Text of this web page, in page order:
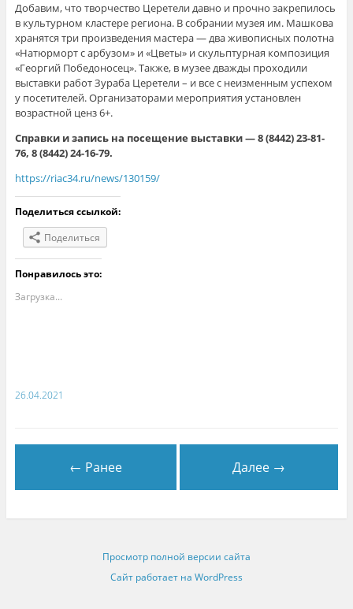
Добавим, что творчество Церетели давно и прочно закрепилось
в культурном кластере региона. В собрании музея им. Машкова
хранятся три произведения мастера — два живописных полотна
«Натюрморт с арбузом» и «Цветы» и скульптурная композиция
«Георгий Победоносец». Также, в музее дважды проходили
выставки работ Зураба Церетели – и все с неизменным успехом
у посетителей. Организаторами мероприятия установлен
возрастной ценз 6+.
Справки и запись на посещение выставки — 8 (8442) 23-81-
76, 8 (8442) 24-16-79.
https://riac34.ru/news/130159/
Поделиться ссылкой:
Поделиться
Понравилось это:
Загрузка...
26.04.2021
← Ранее Далее →
Просмотр полной версии сайта
Сайт работает на WordPress